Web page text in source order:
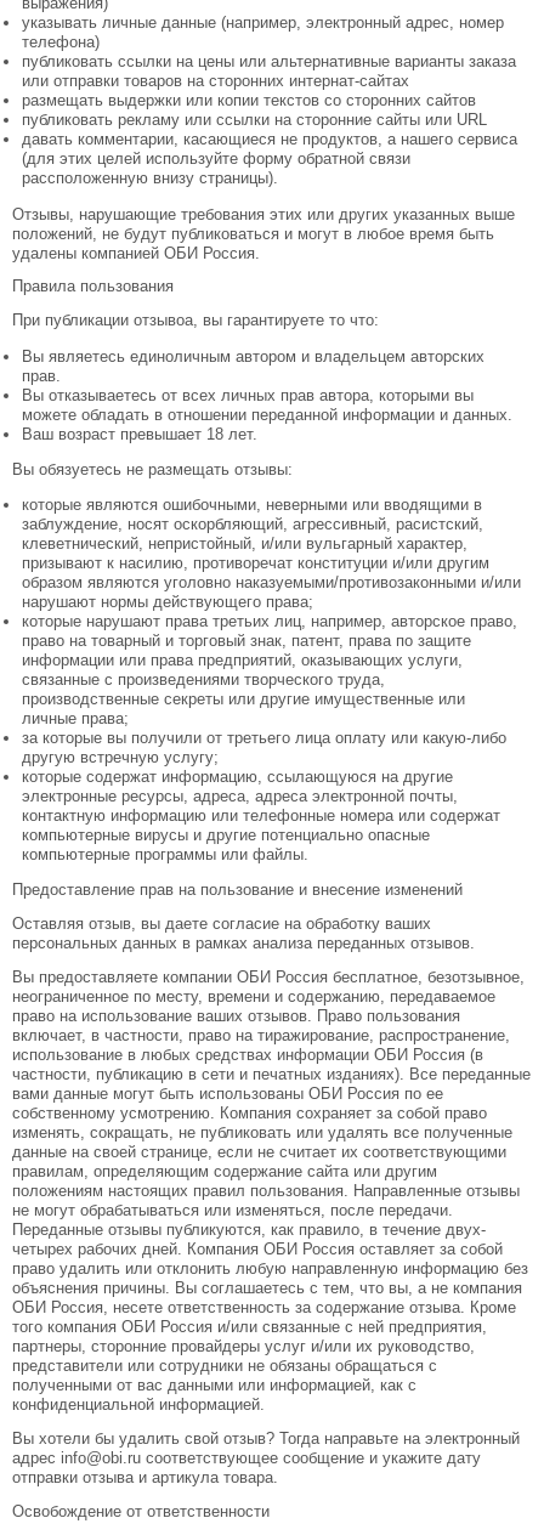
указывать личные данные (например, электронный адрес, номер
телефона)
публиковать ссылки на цены или альтернативные варианты заказа
или отправки товаров на сторонних интернат-сайтах
размещать выдержки или копии текстов со сторонних сайтов
публиковать рекламу или ссылки на сторонние сайты или URL
давать комментарии, касающиеся не продуктов, а нашего сервиса
(для этих целей используйте форму обратной связи
рассположенную внизу страницы).
Отзывы, нарушающие требования этих или других указанных выше
положений, не будут публиковаться и могут в любое время быть
удалены компанией ОБИ Россия.
Правила пользования
При публикации отзывоа, вы гарантируете то что:
Вы являетесь единоличным автором и владельцем авторских
прав.
Вы отказываетесь от всех личных прав автора, которыми вы
можете обладать в отношении переданной информации и данных.
Ваш возраст превышает 18 лет.
Вы обязуетесь не размещать отзывы:
которые являются ошибочными, неверными или вводящими в
заблуждение, носят оскорбляющий, агрессивный, расистский,
клеветнический, непристойный, и/или вульгарный характер,
призывают к насилию, противоречат конституции и/или другим
образом являются уголовно наказуемыми/противозаконными и/или
нарушают нормы действующего права;
которые нарушают права третьих лиц, например, авторское право,
право на товарный и торговый знак, патент, права по защите
информации или права предприятий, оказывающих услуги,
связанные с произведениями творческого труда,
производственные секреты или другие имущественные или
личные права;
за которые вы получили от третьего лица оплату или какую-либо
другую встречную услугу;
которые содержат информацию, ссылающуюся на другие
электронные ресурсы, адреса, адреса электронной почты,
контактную информацию или телефонные номера или содержат
компьютерные вирусы и другие потенциально опасные
компьютерные программы или файлы.
Предоставление прав на пользование и внесение изменений
Оставляя отзыв, вы даете согласие на обработку ваших
персональных данных в рамках анализа переданных отзывов.
Вы предоставляете компании ОБИ Россия бесплатное, безотзывное,
неограниченное по месту, времени и содержанию, передаваемое
право на использование ваших отзывов. Право пользования
включает, в частности, право на тиражирование, распространение,
использование в любых средствах информации ОБИ Россия (в
частности, публикацию в сети и печатных изданиях). Все переданные
вами данные могут быть использованы ОБИ Россия по ее
собственному усмотрению. Компания сохраняет за собой право
изменять, сокращать, не публиковать или удалять все полученные
данные на своей странице, если не считает их соответствующими
правилам, определяющим содержание сайта или другим
положениям настоящих правил пользования. Направленные отзывы
не могут обрабатываться или изменяться, после передачи.
Переданные отзывы публикуются, как правило, в течение двух-
четырех рабочих дней. Компания ОБИ Россия оставляет за собой
право удалить или отклонить любую направленную информацию без
объяснения причины. Вы соглашаетесь с тем, что вы, а не компания
ОБИ Россия, несете ответственность за содержание отзыва. Кроме
того компания ОБИ Россия и/или связанные с ней предприятия,
партнеры, сторонние провайдеры услуг и/или их руководство,
представители или сотрудники не обязаны обращаться с
полученными от вас данными или информацией, как с
конфиденциальной информацией.
Вы хотели бы удалить свой отзыв? Тогда направьте на электронный
адрес info@obi.ru соответствующее сообщение и укажите дату
отправки отзыва и артикула товара.
Освобождение от ответственности